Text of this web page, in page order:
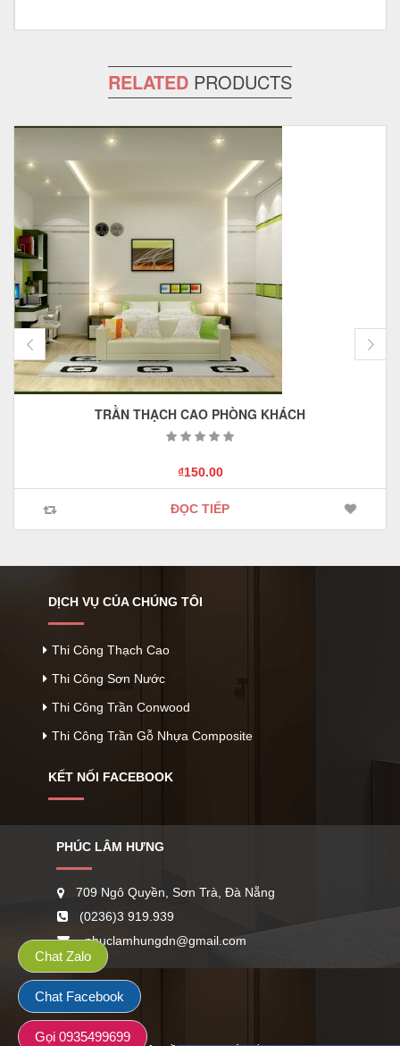
RELATED PRODUCTS
TRẦN THẠCH CAO PHÒNG KHÁCH
₫150.00
ĐỌC TIẾP
DỊCH VỤ CỦA CHÚNG TÔI
Thi Công Thạch Cao
Thi Công Sơn Nước
Thi Công Trần Conwood
Thi Công Trần Gỗ Nhựa Composite
KẾT NỐI FACEBOOK
PHÚC LÂM HƯNG
709 Ngô Quyền, Sơn Trà, Đà Nẵng
(0236)3 919.939
phuclamhungdn@gmail.com
Chat Zalo
Chat Facebook
Gọi 0935499699